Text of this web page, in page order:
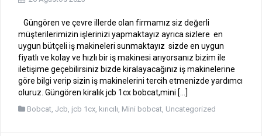
Güngören ve çevre illerde olan firmamız siz değerli
müşterilerimizin işlerinizi yapmaktayız ayrıca sizlere en
uygun bütçeli iş makineleri sunmaktayız sizde en uygun
fiyatlı ve kolay ve hızlı bir iş makinesi arıyorsanız bizim ile
iletişime geçebilirsiniz bizde kiralayacağınız iş makinelerine
göre bilgi verip sizin iş makinelerini tercih etmenizde yardımcı
oluruz. Güngören kiralık jcb 1cx bobcat,mini […]
Bobcat Jcb jcb 1cx kırıcılı Mini bobcat Uncategorized